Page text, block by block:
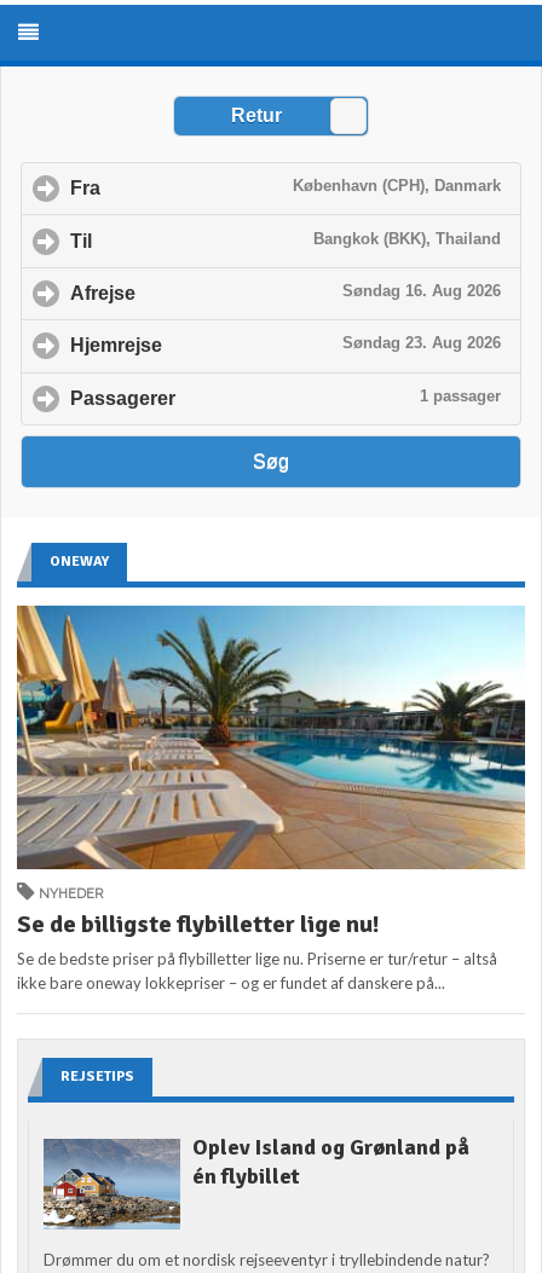
ONEWAY
NYHEDER
Se de billigste flybilletter lige nu!
Se de bedste priser på flybilletter lige nu. Priserne er tur/retur – altså
ikke bare oneway lokkepriser – og er fundet af danskere på...
REJSETIPS
Oplev Island og Grønland på
én flybillet
Drømmer du om et nordisk rejseeventyr i tryllebindende natur?